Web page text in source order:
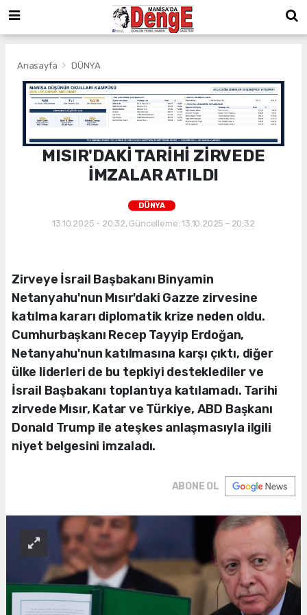
Anasayfa DÜNYA
MISIR'DAKİ TARİHİ ZİRVEDE
İMZALAR ATILDI
DÜNYA
13.10.2025 - 20:32, Güncelleme: 13.10.2025 - 20:32
Zirveye İsrail Başbakanı Binyamin
Netanyahu'nun Mısır'daki Gazze zirvesine
katılma kararı diplomatik krize neden oldu.
Cumhurbaşkanı Recep Tayyip Erdoğan,
Netanyahu'nun katılmasına karşı çıktı, diğer
ülke liderleri de bu tepkiyi desteklediler ve
İsrail Başbakanı toplantıya katılamadı. Tarihi
zirvede Mısır, Katar ve Türkiye, ABD Başkanı
Donald Trump ile ateşkes anlaşmasıyla ilgili
niyet belgesini imzaladı.
ABONE OL